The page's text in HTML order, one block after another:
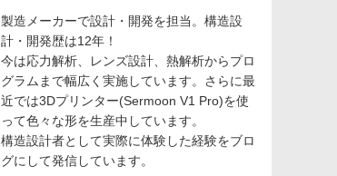
製造メーカーで設計・開発を担当。構造設
計・開発歴は12年！
今は応力解析、レンズ設計、熱解析からプロ
グラムまで幅広く実施しています。さらに最
近では3Dプリンター(Sermoon V1 Pro)を使
って色々な形を生産中しています。
構造設計者として実際に体験した経験をブロ
グにして発信しています。